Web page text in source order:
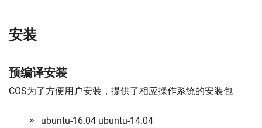
安装
预编译安装
COS为了方便用户安装，提供了相应操作系统的安装包
ubuntu-16.04 ubuntu-14.04